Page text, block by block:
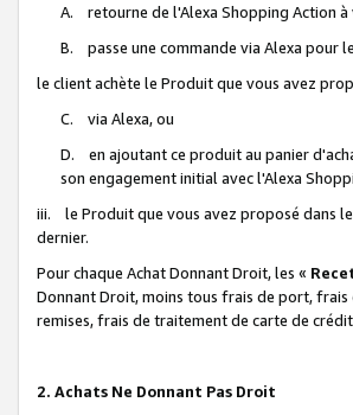
A. retourne de l'Alexa Shopping Action
B. passe une commande via Alexa pour
le client achète le Produit que vous avez
C. via Alexa, ou
D. en ajoutant ce produit au panier
son engagement initial avec l'Alexa
iii. le Produit que vous avez proposé dans
dernier.
Pour chaque Achat Donnant Droit, les «
Donnant Droit, moins tous frais de port, frais
remises, frais de traitement de carte de
2. Achats Ne Donnant Pas Droit